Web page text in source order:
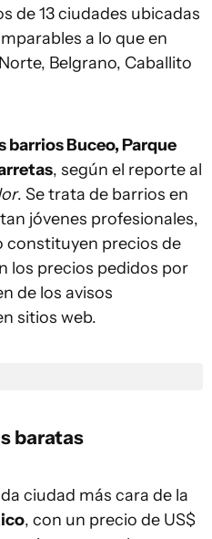
de 13 ciudades ubicadas
a lo que en
Belgrano, Caballito
barrios Buceo, Parque
, según el reporte al
. Se trata de barrios en
jóvenes profesionales,
constituyen precios de
los precios pedidos por
de los avisos
sitios web.
baratas
ciudad más cara de la
, con un precio de US$